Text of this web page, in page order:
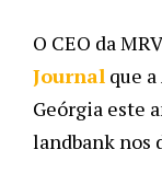
O CEO da
Journal que
Geórgia este
landbank nos